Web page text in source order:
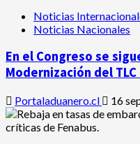
Noticias
Noticias Nacionales
En el Congreso se
Modernización del TLC
Portaladuanero.cl 16